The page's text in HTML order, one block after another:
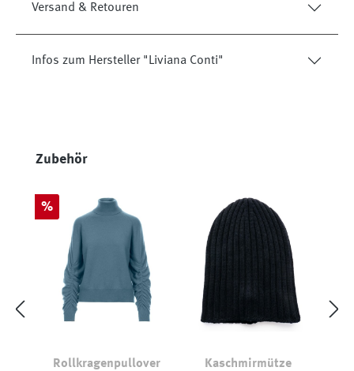
Versand & Retouren
Infos zum Hersteller "Liviana Conti"
Produktgalerie überspringen
Zubehör
Rabatt
%
Rollkragenpullover Kaschmirmütze